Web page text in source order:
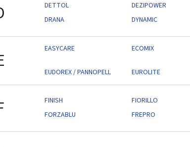
DETTOL DEZIPOWER
DRANA
DYNAMIC
EASYCARE ECOMIX
EUDOREX / PANNOPELL EUROLITE
FINISH FIORILLO
FORZABLU
FREPRO